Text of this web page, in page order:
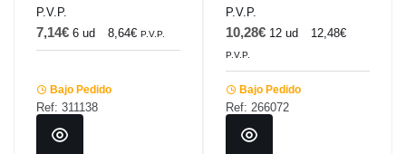
P.V.P.
7,14€ 6 ud 8,64€ P.V.P.
Bajo Pedido
Ref: 311138
P.V.P.
10,28€ 12 ud 12,48€
P.V.P.
Bajo Pedido
Ref: 266072